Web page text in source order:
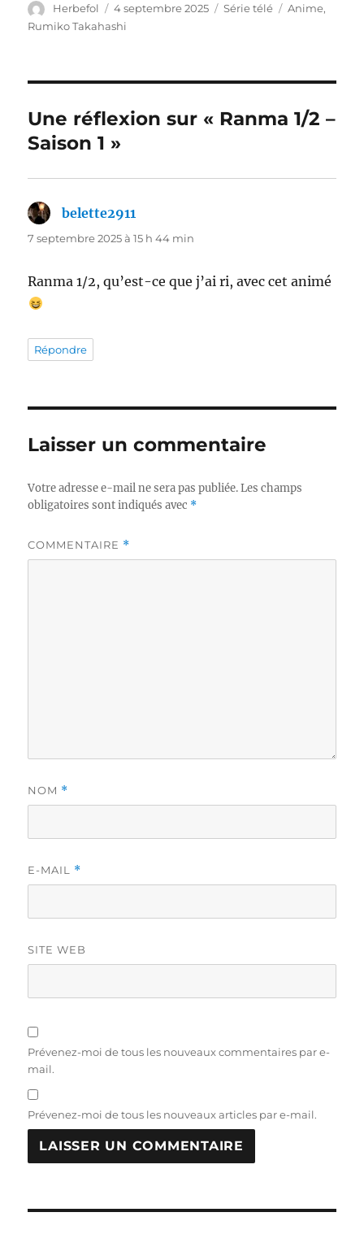
Auteur
Herbefol
Publié
le
4 septembre 2025 Catégories
Série télé Étiquettes
Anime,
Rumiko Takahashi
Une réflexion sur « Ranma 1/2 –
Saison 1 »
belette2911
7 septembre 2025 à 15 h 44 min
Ranma 1/2, qu’est-ce que j’ai ri, avec cet animé
Répondre
Laisser un commentaire
Votre adresse e-mail ne sera pas publiée. Les champs
obligatoires sont indiqués avec *
COMMENTAIRE *
NOM *
E-MAIL *
SITE WEB
Prévenez-moi de tous les nouveaux commentaires par e-
mail.
Prévenez-moi de tous les nouveaux articles par e-mail.